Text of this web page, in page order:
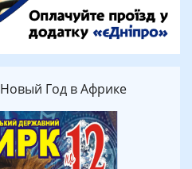
Новый Год в Африке